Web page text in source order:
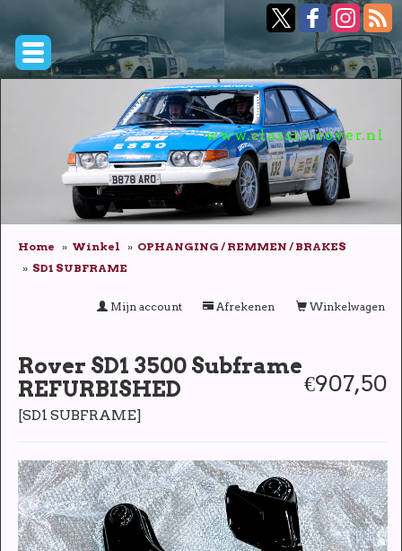
www.classic-rover.nl
Home Winkel
OPHANGING / REMMEN / BRAKES
SD1 SUBFRAME
Winkelwagen
Afrekenen
Mijn account
€907,50
Rover SD1 3500 Subframe
REFURBISHED
[SD1 SUBFRAME]